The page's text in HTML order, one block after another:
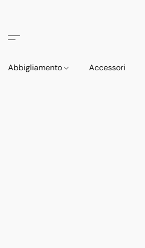
Abbigliamento Accessori